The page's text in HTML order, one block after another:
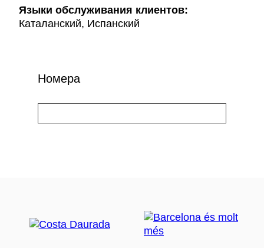
Языки обслуживания клиентов:
Каталанский, Испанский
Номера